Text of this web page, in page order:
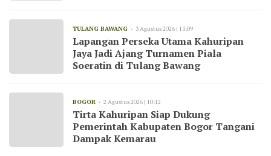
TULANG BAWANG 3 Agustus 2026 | 13:09
Lapangan Perseka Utama Kahuripan
Jaya Jadi Ajang Turnamen Piala
Soeratin di Tulang Bawang
BOGOR 2 Agustus 2026 | 10:12
Tirta Kahuripan Siap Dukung
Pemerintah Kabupaten Bogor Tangani
Dampak Kemarau